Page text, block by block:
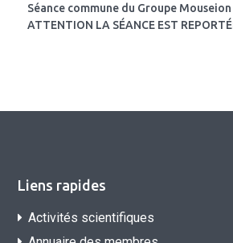
Séance commune du Groupe
ATTENTION LA SÉANCE EST
Liens rapides
Activités scientifiques